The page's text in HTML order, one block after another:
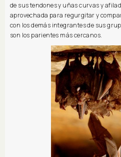
de sus tendones y uñas curvas y
aprovechada para regurgitar y
con los demás integrantes de sus
son los parientes más cercanos.